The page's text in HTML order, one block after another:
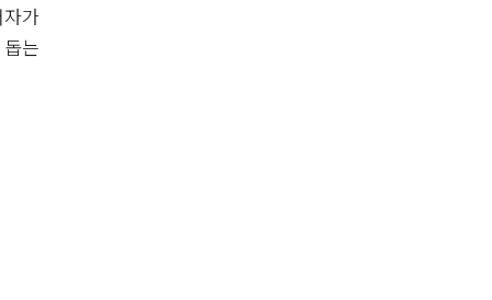
가
는